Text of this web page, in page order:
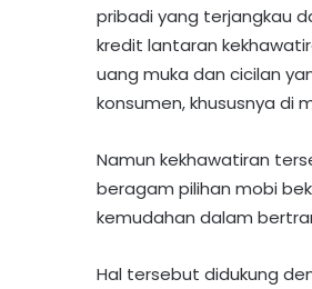
pribadi yang terjangkau
kredit lantaran
uang muka dan cicilan
konsumen, khususnya di
Namun kekhawatiran
beragam pilihan mobi
kemudahan dalam
Hal tersebut didukung